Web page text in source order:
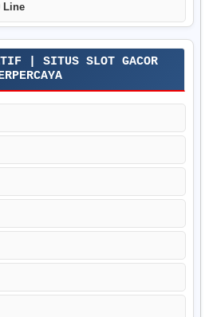
Line
| SITUS SLOT GACOR